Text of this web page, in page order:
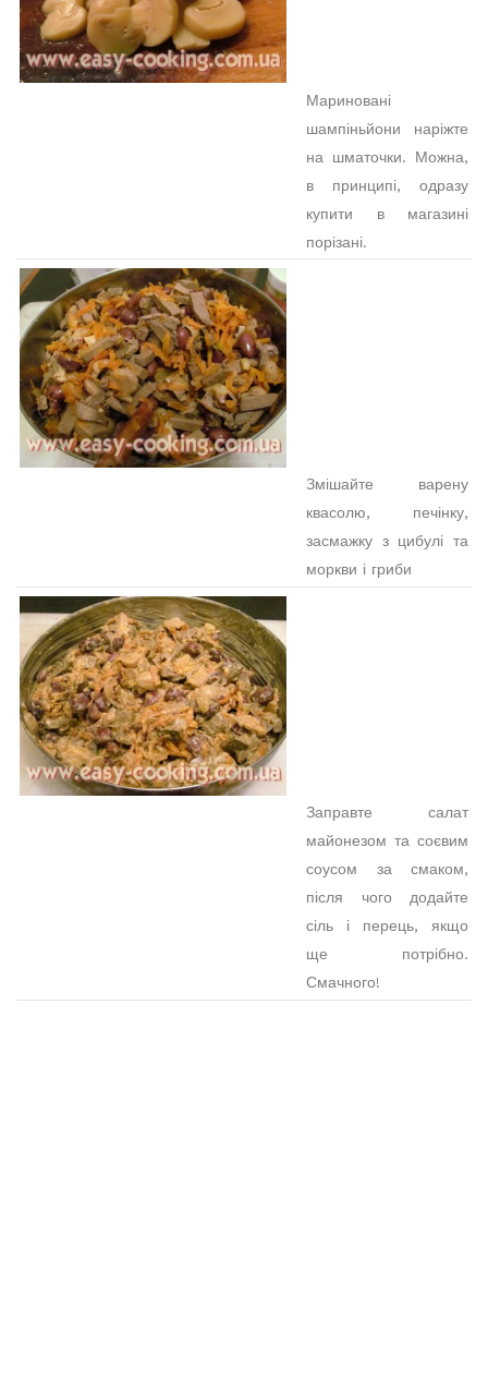
Мариновані
шампіньйони наріжте
на шматочки. Можна,
в принципі, одразу
купити в магазині
порізані.
Змішайте варену
квасолю, печінку,
засмажку з цибулі та
моркви і гриби
Заправте салат
майонезом та соєвим
соусом за смаком,
після чого додайте
сіль і перець, якщо
ще потрібно.
Смачного!